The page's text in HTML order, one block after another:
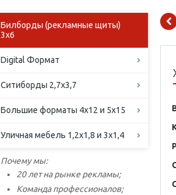
Билборды (рекламные щиты)
3х6
Digital Формат
Ситиборды 2,7х3,7
Большие форматы 4х12 и 5х15
Уличная мебель 1,2х1,8 и 3х1,4
Почему мы:
20 лет на рынке рекламы;
Команда профессионалов;